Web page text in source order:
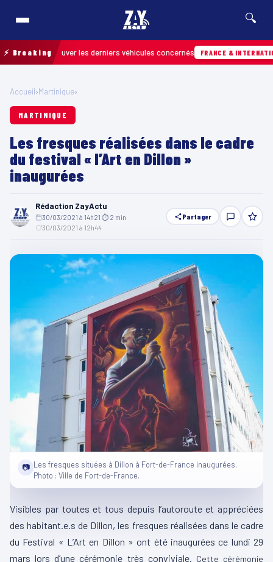
🔍
⚡ Breaking
retrouver les derniers véhicules concernés FRANCE & INTERNATIONALE
Accueil›Martinique›
MARTINIQUE
Les fresques réalisées dans le cadre
du festival « l’Art en Dillon »
inaugurées
Rédaction ZayActu
30/03/2021 à 14h21 ⏱ 2 min
30/03/2021 à 12h44
Partager
📷 Les fresques situées à Dillon à Fort-de-France inaugurées.
Photo : Ville de Fort-de-France.
Visibles par toutes et tous depuis l’autoroute et appréciées
des habitant.e.s de Dillon, les fresques réalisées dans le cadre
du Festival « L’Art en Dillon » ont été inaugurées ce lundi 29
mars lors d’une cérémonie très conviviale. Cette cérémonie